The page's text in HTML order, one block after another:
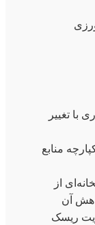
با تغییر
منابع
از
آن
ریسک